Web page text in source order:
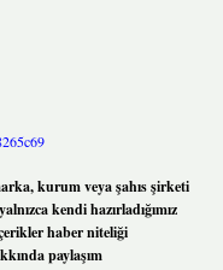
kurum veya şahıs şirketi
kendi hazırladığımız
haber niteliği
paylaşım